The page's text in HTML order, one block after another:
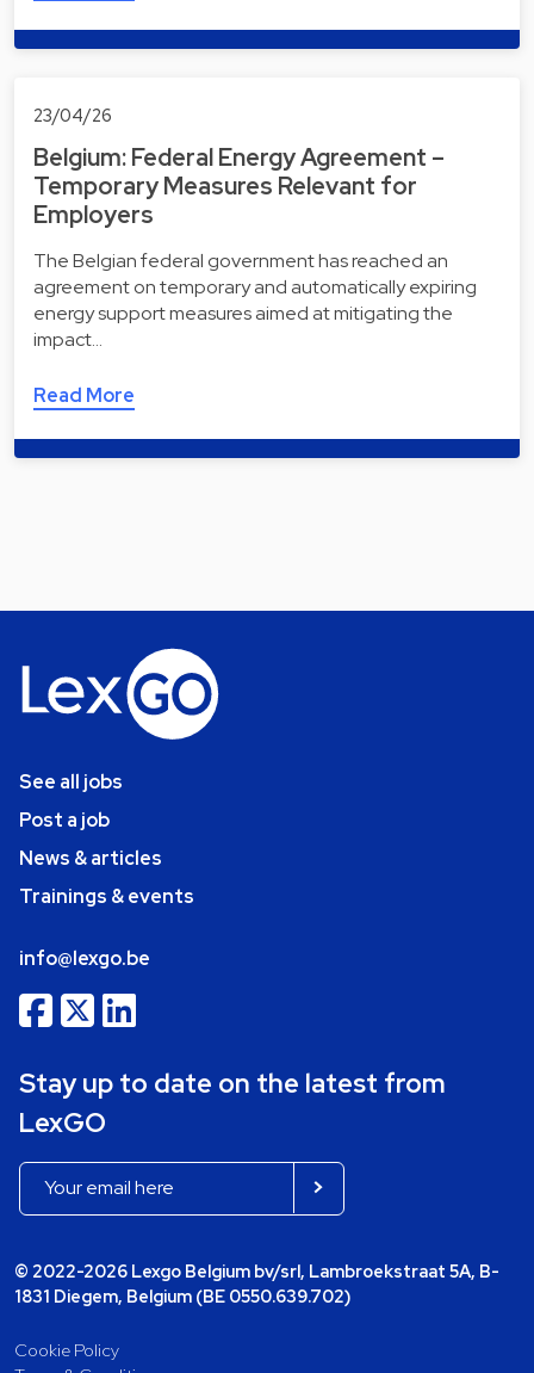
23/04/26
Belgium: Federal Energy Agreement –
Temporary Measures Relevant for
Employers
The Belgian federal government has reached an
agreement on temporary and automatically expiring
energy support measures aimed at mitigating the
impact…
Read More
See all jobs
Post a job
News & articles
Trainings & events
info@lexgo.be
Stay up to date on the latest from
LexGO
© 2022-2026 Lexgo Belgium bv/srl, Lambroekstraat 5A, B-
1831 Diegem, Belgium (BE 0550.639.702)
Cookie Policy